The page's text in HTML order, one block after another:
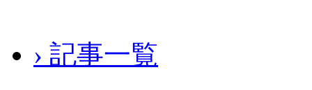
› 記事一覧